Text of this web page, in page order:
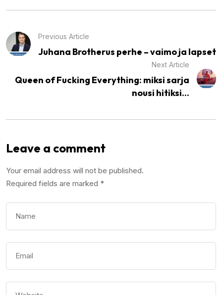
Previous Article
Juhana Brotherus perhe – vaimo ja lapset
Next Article
Queen of Fucking Everything: miksi sarja
nousi hitiksi...
Leave a comment
Your email address will not be published.
Required fields are marked *